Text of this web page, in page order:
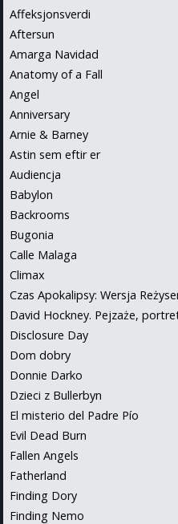
Affeksjonsverdi
Aftersun
Amarga Navidad
Anatomy of a Fall
Angel
Anniversary
Arnie & Barney
Astin sem eftir er
Audiencja
Babylon
Backrooms
Bugonia
Calle Malaga
Climax
Czas Apokalipsy: Wersja
David Hockney. Pejzaże,
Disclosure Day
Dom dobry
Donnie Darko
Dzieci z Bullerbyn
El misterio del Padre Pío
Evil Dead Burn
Fallen Angels
Fatherland
Finding Dory
Finding Nemo